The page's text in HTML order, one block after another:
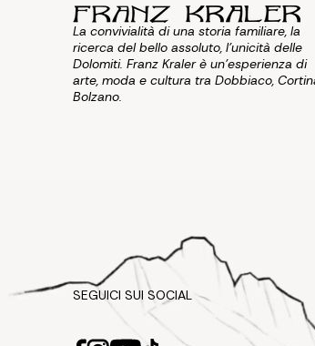
La convivialità di una storia familiare, la
ricerca del bello assoluto, l'unicità delle
Dolomiti. Franz Kraler è un'esperienza di
arte, moda e cultura tra Dobbiaco,
Bolzano.
SEGUICI SUI SOCIAL